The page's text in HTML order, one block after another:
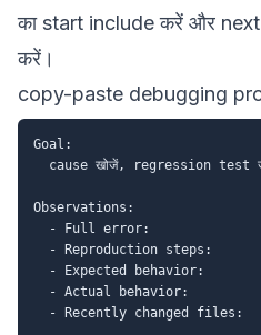
का start include करें और
करें।
copy-paste debugging
Goal:
cause खोजें, regression test
Observations:
  - Full error:
  - Reproduction steps:
  - Expected behavior:
  - Actual behavior:
  - Recently changed files: